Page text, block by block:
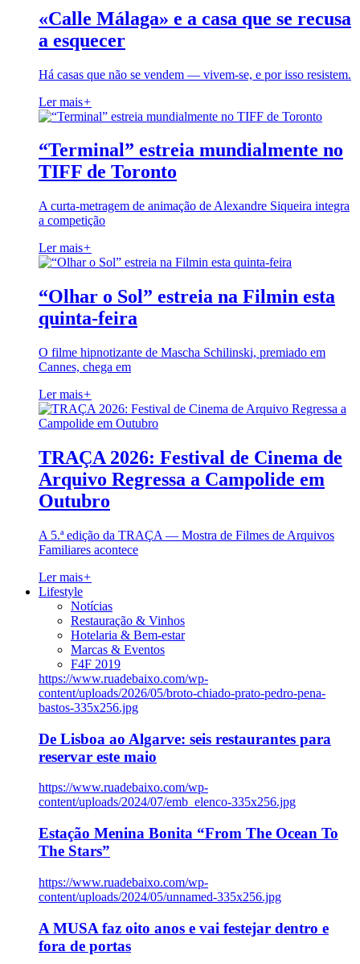
«Calle Málaga» e a casa que se recusa
a esquecer
Há casas que não se vendem — vivem-se, e por isso resistem.
Ler mais+
“Terminal” estreia mundialmente no
TIFF de Toronto
A curta-metragem de animação de Alexandre Siqueira integra
a competição
Ler mais+
“Olhar o Sol” estreia na Filmin esta
quinta-feira
O filme hipnotizante de Mascha Schilinski, premiado em
Cannes, chega em
Ler mais+
TRAÇA 2026: Festival de Cinema de
Arquivo Regressa a Campolide em
Outubro
A 5.ª edição da TRAÇA — Mostra de Filmes de Arquivos
Familiares acontece
Ler mais+
Lifestyle
Notícias
Restauração & Vinhos
Hotelaria & Bem-estar
Marcas & Eventos
F4F 2019
https://www.ruadebaixo.com/wp-
content/uploads/2026/05/broto-chiado-prato-pedro-pena-
bastos-335x256.jpg
De Lisboa ao Algarve: seis restaurantes para
reservar este maio
https://www.ruadebaixo.com/wp-
content/uploads/2024/07/emb_elenco-335x256.jpg
Estação Menina Bonita “From The Ocean To
The Stars”
https://www.ruadebaixo.com/wp-
content/uploads/2024/05/unnamed-335x256.jpg
A MUSA faz oito anos e vai festejar dentro e
fora de portas